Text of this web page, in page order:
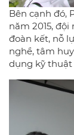
Bên cạnh đó,
năm 2015,
đoàn kết, nỗ
nghề, tâm
dụng kỹ thuật